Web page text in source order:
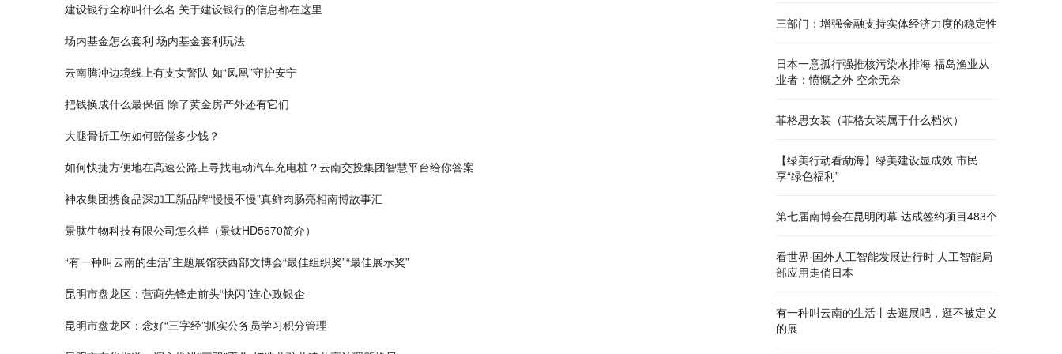
建设银行全称叫什么名 关于建设银行的信息都在这里
场内基金怎么套利 场内基金套利玩法
云南腾冲边境线上有支女警队 如“凤凰”守护安宁
把钱换成什么最保值 除了黄金房产外还有它们
大腿骨折工伤如何赔偿多少钱？
如何快捷方便地在高速公路上寻找电动汽车充电桩？云南交投集团智慧平台给你答案
神农集团携食品深加工新品牌“慢慢不慢”真鲜肉肠亮相南博故事汇
景肽生物科技有限公司怎么样（景钛HD5670简介）
“有一种叫云南的生活”主题展馆获西部文博会“最佳组织奖”“最佳展示奖”
昆明市盘龙区：营商先锋走前头“快闪”连心政银企
昆明市盘龙区：念好“三字经”抓实公务员学习积分管理
三部门：增强金融支持实体经济力度的稳定性
日本一意孤行强推核污染水排海 福岛渔业从
业者：愤慨之外 空余无奈
菲格思女装（菲格女装属于什么档次）
【绿美行动看勐海】绿美建设显成效 市民
享“绿色福利”
第七届南博会在昆明闭幕 达成签约项目483个
看世界·国外人工智能发展进行时 人工智能局
部应用走俏日本
有一种叫云南的生活丨去逛展吧，逛不被定义
的展